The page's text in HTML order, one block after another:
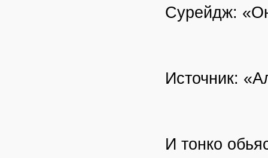
Сурейдж:
Источник:
И тонко